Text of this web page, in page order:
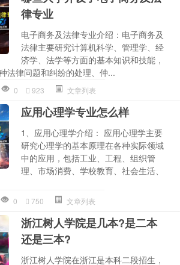
律专业
电子商务及法律专业介绍：电子商务及
法律主要研究计算机科学、管理学、经
济学、法学等方面的基本知识和技能，
法律问题和纠纷的处理、仲...
0 923 文章列表
应用心理学专业怎么样
1、应用心理学介绍： 应用心理学主要
研究心理学的基本原理在各种实际领域
中的应用，包括工业、工程、组织管
理、市场消费、学校教育、社会生活、
0 750 文章列表
浙江树人学院是几本?是二本
还是三本?
浙江树人学院在浙江是本科二段招生，